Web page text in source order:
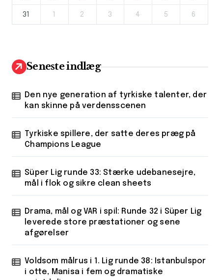
31 2 3 4 5 6
Seneste indlæg
Den nye generation af tyrkiske talenter, der
kan skinne på verdensscenen
Tyrkiske spillere, der satte deres præg på
Champions League
Süper Lig runde 33: Stærke udebanesejre,
mål i flok og sikre clean sheets
Drama, mål og VAR i spil: Runde 32 i Süper Lig
leverede store præstationer og sene
afgørelser
Voldsom målrus i 1. Lig runde 38: Istanbulspor
i otte, Manisa i fem og dramatiske